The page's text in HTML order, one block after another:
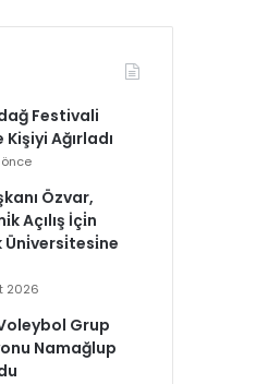
Festivali
Ağırladı
Özvar,
Açılış İçi̇n
2026
Grup
Namağlup